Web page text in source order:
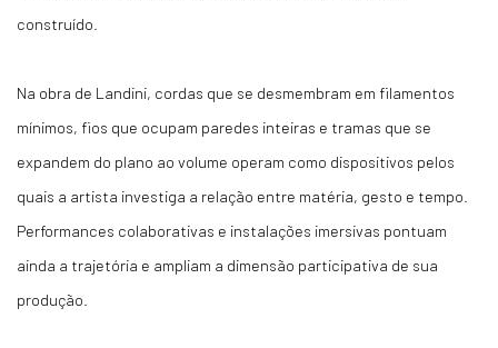
construído.
Na obra de Landini, cordas que se desmembram em filamentos
mínimos, fios que ocupam paredes inteiras e tramas que se
expandem do plano ao volume operam como dispositivos pelos
quais a artista investiga a relação entre matéria, gesto e tempo.
Performances colaborativas e instalações imersivas pontuam
ainda a trajetória e ampliam a dimensão participativa de sua
produção.